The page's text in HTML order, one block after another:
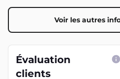
Voir les autres
Évaluation
clients